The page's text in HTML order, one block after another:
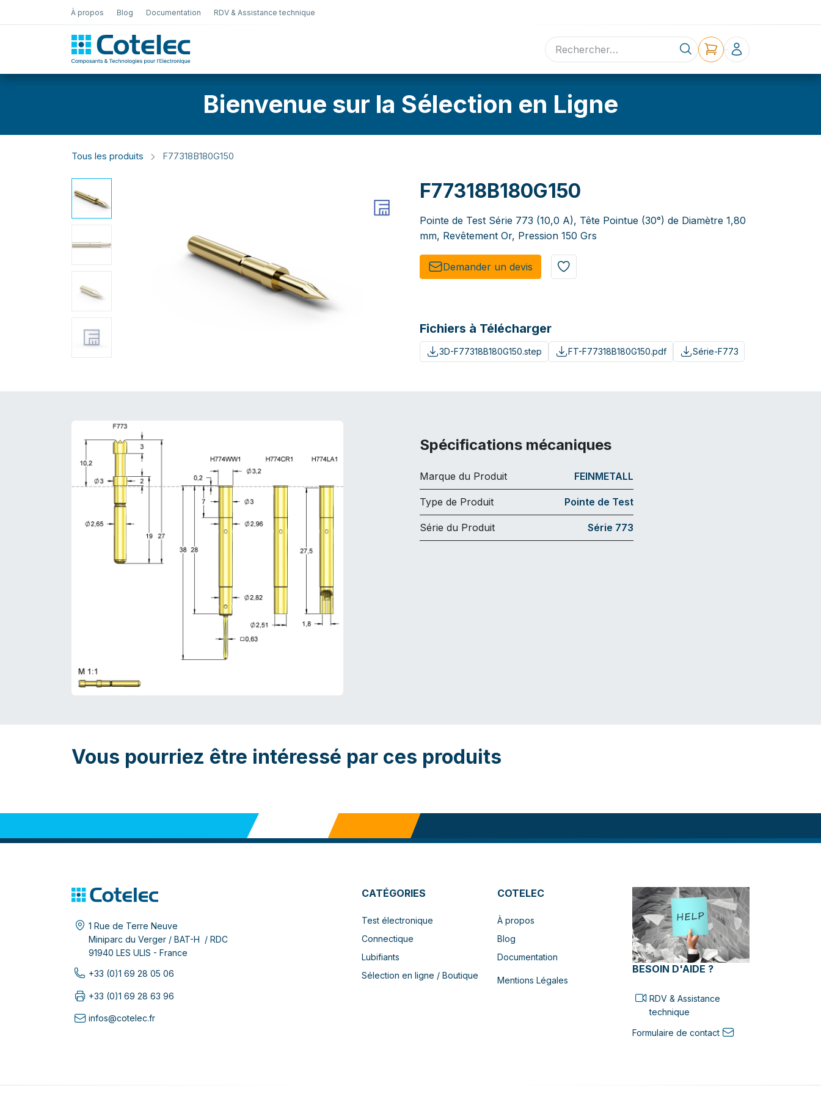
À propos Blog Documentation RDV & Assistance technique
Sélection en ligne Contact
Bienvenue sur la Sélection en Ligne
Tous les produits F77318B180G150
F77318B180G150
Pointe de Test Série 773 (10,0 A), Tête Pointue (30°) de Diamètre 1,80
mm, Revêtement Or, Pression 150 Grs
Demander un de​​vis​​
Fichiers à Télécharger
3D-F77318B180G150.step FT-F77318B180G150.pdf Série-F773
Spécifications mécaniques
Marque du Produit FEINMETALL
Type de Produit Pointe de Test
Série du Produit Série 773
Vous pourriez être intéressé par ces produits
1 Rue de Terre Neuve
Miniparc du Verger / BAT-H / RDC
91940 LES ULIS - France
+33 (0)1 69 28 05 06
+33 (0)1 69 28 63 96
infos@cotelec.fr
CATÉGORIES
Test électronique
Connectique
Lubifiants
Sélection en ligne / Boutique
COTELEC
À propos
Blog
Documentation
Mentions Légales
BESOIN D'AIDE ?
RDV & Assistance
technique
Formulaire de contact